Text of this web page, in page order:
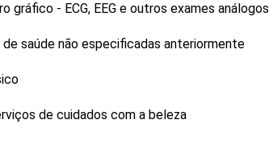
- ECG, EEG e outros exames análogos
saúde não especificadas anteriormente
de cuidados com a beleza